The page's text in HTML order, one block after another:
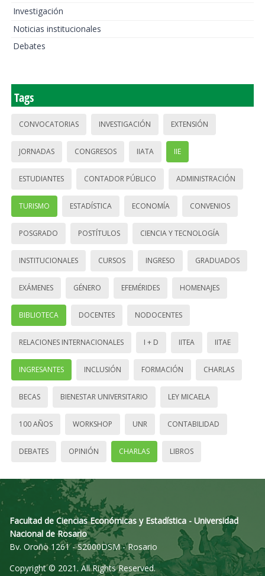
Investigación
Noticias institucionales
Debates
Tags
CONVOCATORIAS INVESTIGACIÓN EXTENSIÓN
JORNADAS CONGRESOS IIATA IIE
ESTUDIANTES CONTADOR PÚBLICO ADMINISTRACIÓN
TURISMO ESTADÍSTICA ECONOMÍA CONVENIOS
POSGRADO POSTÍTULOS CIENCIA Y TECNOLOGÍA
INSTITUCIONALES CURSOS INGRESO GRADUADOS
EXÁMENES GÉNERO EFEMÉRIDES HOMENAJES
BIBLIOTECA DOCENTES NODOCENTES
RELACIONES INTERNACIONALES I + D IITEA IITAE
INGRESANTES INCLUSIÓN FORMACIÓN CHARLAS
BECAS BIENESTAR UNIVERSITARIO LEY MICAELA
100 AÑOS WORKSHOP UNR CONTABILIDAD
DEBATES OPINIÓN CHARLAS LIBROS
Facultad de Ciencias Económicas y Estadística - Universidad
Nacional de Rosario
Bv. Oroño 1261 - S2000DSM - Rosario
Copyright © 2021. All Rights Reserved.